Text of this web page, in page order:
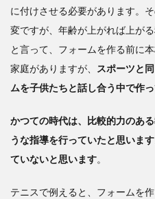
に付けさせる必要があります。
変ですが、年齢が上がれば上が
と言って、フォームを作る前に
家庭がありますが、 スポーツと
ムを子供たちと話し合う中で作
かつての時代は、比較的力のあ
うな指導を行っていたと思いま
ていないと思います。
テニスで例えると、フォームを